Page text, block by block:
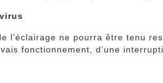
l’éclairage ne pourra être tenu
fonctionnement, d’une